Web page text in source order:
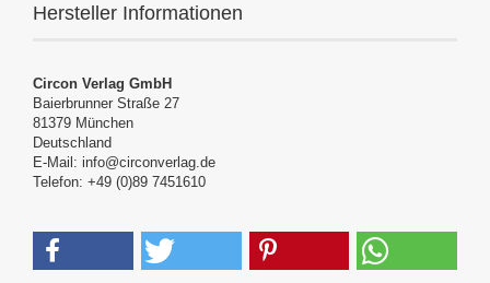
Hersteller Informationen
Circon Verlag GmbH
Baierbrunner Straße 27
81379 München
Deutschland
E-Mail: info@circonverlag.de
Telefon: +49 (0)89 7451610